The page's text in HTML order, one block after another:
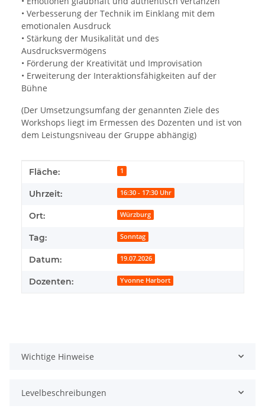
• Verbesserung der Technik im Einklang mit dem
emotionalen Ausdruck
• Stärkung der Musikalität und des
Ausdrucksvermögens
• Förderung der Kreativität und Improvisation
• Erweiterung der Interaktionsfähigkeiten auf der
Bühne
(Der Umsetzungsumfang der genannten Ziele des
Workshops liegt im Ermessen des Dozenten und ist von
dem Leistungsniveau der Gruppe abhängig)
Produkteigenschaft
Wert
Fläche: 1
Uhrzeit: 16:30 - 17:30 Uhr
Ort: Würzburg
Tag: Sonntag
Datum: 19.07.2026
Dozenten: Yvonne Harbort
Wichtige Hinweise
Levelbeschreibungen